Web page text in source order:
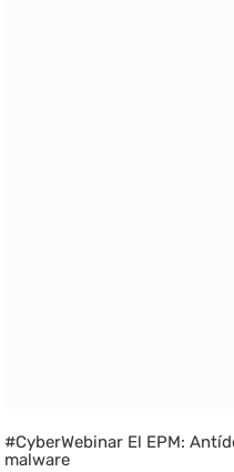
#CyberWebinar El EPM:
malware